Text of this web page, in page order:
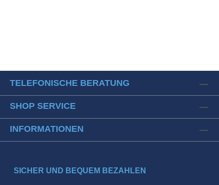
TELEFONISCHE BERATUNG
SHOP SERVICE
INFORMATIONEN
SICHER UND BEQUEM BEZAHLEN